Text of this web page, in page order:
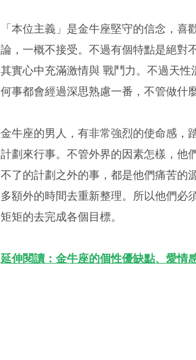
「本位主義」是金牛座堅守的信念，
論，一概不接受。不過有個特點是絕對
其實心中充滿激情與 戰鬥力。不過天
何事都會經過深思熟慮一番，不管做什
金牛座的男人，有非常強烈的使命感，
計劃來行事。不管外界的因素怎樣，他
不了的計劃之外的事，都是他們痛苦的
多額外的時間去重新整理。所以他們必
矩矩的去完成各個目標。
延伸閱讀：金牛座的個性優缺點、愛情